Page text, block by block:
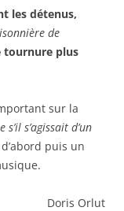
les détenus,
de
tournure plus
sur la
s’il s’agissait d’un
puis un
Doris Orlut